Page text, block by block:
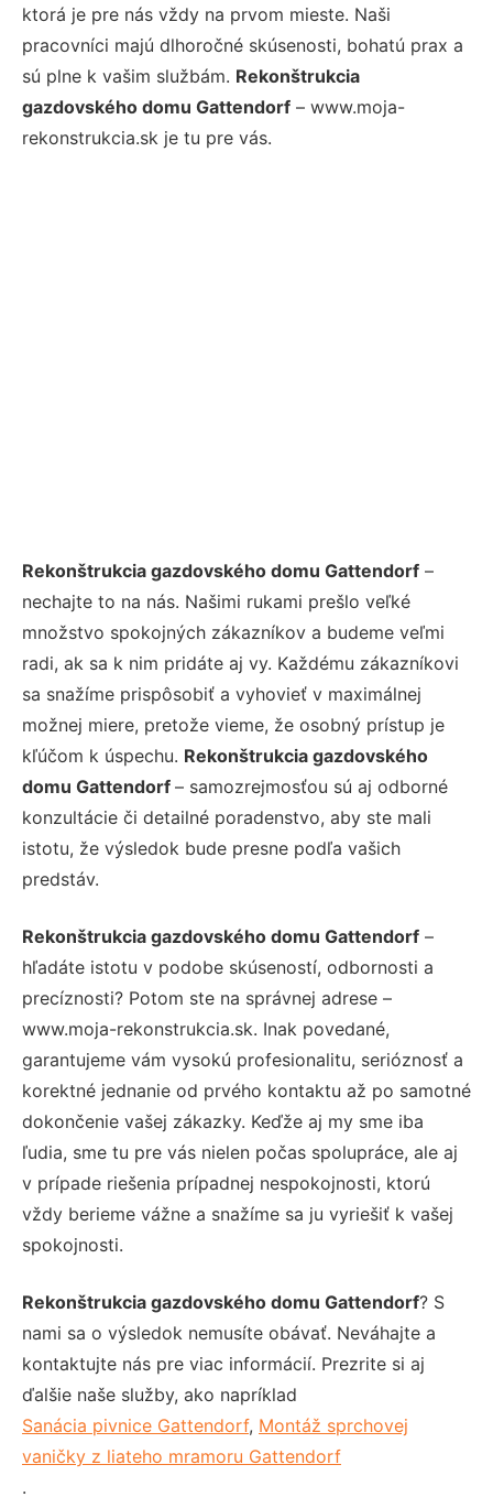
ktorá je pre nás vždy na prvom mieste. Naši
pracovníci majú dlhoročné skúsenosti, bohatú prax a
sú plne k vašim službám. Rekonštrukcia
gazdovského domu Gattendorf – www.moja-
rekonstrukcia.sk je tu pre vás.
Rekonštrukcia gazdovského domu Gattendorf –
nechajte to na nás. Našimi rukami prešlo veľké
množstvo spokojných zákazníkov a budeme veľmi
radi, ak sa k nim pridáte aj vy. Každému zákazníkovi
sa snažíme prispôsobiť a vyhovieť v maximálnej
možnej miere, pretože vieme, že osobný prístup je
kľúčom k úspechu. Rekonštrukcia gazdovského
domu Gattendorf – samozrejmosťou sú aj odborné
konzultácie či detailné poradenstvo, aby ste mali
istotu, že výsledok bude presne podľa vašich
predstáv.
Rekonštrukcia gazdovského domu Gattendorf –
hľadáte istotu v podobe skúseností, odbornosti a
precíznosti? Potom ste na správnej adrese –
www.moja-rekonstrukcia.sk. Inak povedané,
garantujeme vám vysokú profesionalitu, serióznosť a
korektné jednanie od prvého kontaktu až po samotné
dokončenie vašej zákazky. Keďže aj my sme iba
ľudia, sme tu pre vás nielen počas spolupráce, ale aj
v prípade riešenia prípadnej nespokojnosti, ktorú
vždy berieme vážne a snažíme sa ju vyriešiť k vašej
spokojnosti.
Rekonštrukcia gazdovského domu Gattendorf? S
nami sa o výsledok nemusíte obávať. Neváhajte a
kontaktujte nás pre viac informácií. Prezrite si aj
ďalšie naše služby, ako napríklad
Sanácia pivnice Gattendorf, Montáž sprchovej
vaničky z liateho mramoru Gattendorf
.